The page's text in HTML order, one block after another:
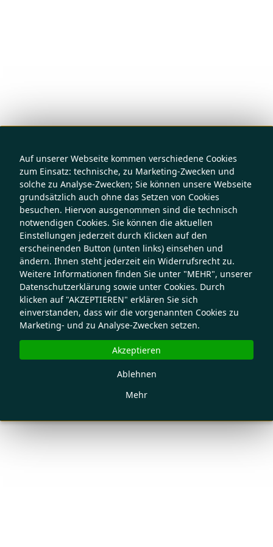
Auf unserer Webseite kommen verschiedene Cookies
zum Einsatz: technische, zu Marketing-Zwecken und
solche zu Analyse-Zwecken; Sie können unsere Webseite
grundsätzlich auch ohne das Setzen von Cookies
besuchen. Hiervon ausgenommen sind die technisch
notwendigen Cookies. Sie können die aktuellen
Einstellungen jederzeit durch Klicken auf den
erscheinenden Button (unten links) einsehen und
ändern. Ihnen steht jederzeit ein Widerrufsrecht zu.
Weitere Informationen finden Sie unter "MEHR", unserer
Datenschutzerklärung sowie unter Cookies. Durch
klicken auf "AKZEPTIEREN" erklären Sie sich
einverstanden, dass wir die vorgenannten Cookies zu
Marketing- und zu Analyse-Zwecken setzen.
Mehr
Ablehnen
Akzeptieren